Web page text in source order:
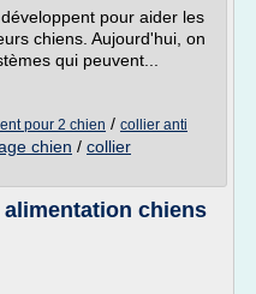
pour aider les
chiens. Aujourd'hui, on
qui peuvent...
pour 2 chien / collier anti
chien / collier
chiens